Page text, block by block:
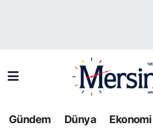
Gündem Dünya Ekonomi
Bilim-Teknoloji
Trafik Durumu